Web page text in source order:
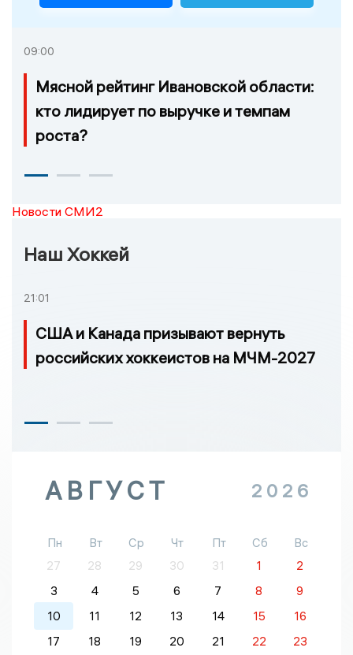
09:00
Мясной рейтинг Ивановской области:
кто лидирует по выручке и темпам
роста?
Новости СМИ2
Наш Хоккей
21:01
США и Канада призывают вернуть
российских хоккеистов на МЧМ-2027
АВГУСТ 2026
Пн Вт Ср Чт Пт Сб
Вс
27
28 29 30 31 1
2
3
4 5 6 7 8
9
10
11 12 13 14 15
16
17
18 19 20 21 22
23